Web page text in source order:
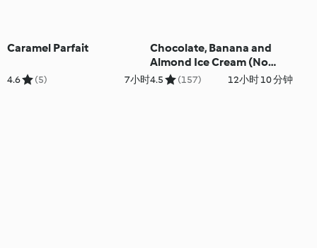
Caramel Parfait
4.6 (5) 7小时
Chocolate, Banana and
Almond Ice Cream (No
Added Sugar)
4.5 (157) 12小时 10 分钟